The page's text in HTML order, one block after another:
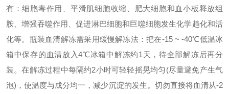
有：细胞毒作用、平滑肌细胞收缩、肥大细胞和血小板释放组
胺、增强吞噬作用、促进淋巴细胞和巨噬细胞发生化学趋化和活
化等。 瓶装血清解冻需采用缓慢解冻法：把在-15 ~ -40℃低温冰
箱中保存的血清放入4℃冰箱中解冻约1天，待全部解冻后再分
装。在解冻过程中每隔约2小时可轻轻摇晃均匀(尽量避免产生气
泡)，使温度与成分均一，减少沉淀的发生。切勿直接将血清从-2